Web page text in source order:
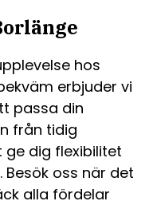
hos
erbjuder vi
passa din
från tidig
dig flexibilitet
oss när det
alla fördelar